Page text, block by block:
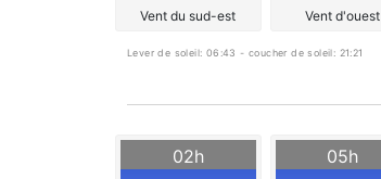
Vent du sud-est Vent d'ouest
Lever de soleil: 06:43 - coucher de soleil: 21:21
02h
05h